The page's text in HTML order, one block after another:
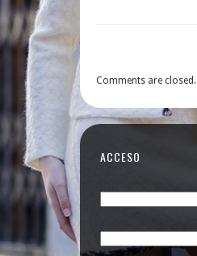
Comments are closed.
ACCESO